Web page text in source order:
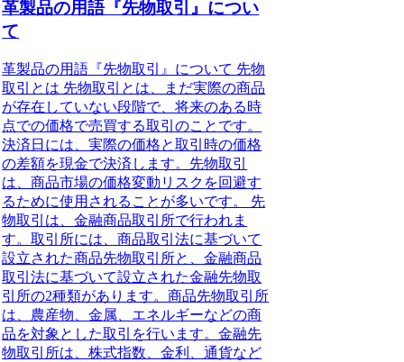
革製品の用語『先物取引』につい
て
革製品の用語『先物取引』について 先物
取引とは 先物取引とは、まだ実際の商品
が存在していない段階で、将来のある時
点での価格で売買する取引のことです。
決済日には、実際の価格と取引時の価格
の差額を現金で決済します。先物取引
は、商品市場の価格変動リスクを回避す
るために使用されることが多いです。 先
物取引は、金融商品取引所で行われま
す。取引所には、商品取引法に基づいて
設立された商品先物取引所と、金融商品
取引法に基づいて設立された金融先物取
引所の2種類があります。商品先物取引所
は、農産物、金属、エネルギーなどの商
品を対象とした取引を行います。金融先
物取引所は、株式指数、金利、通貨など